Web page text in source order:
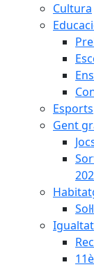
Cultura
Esports
Gent
Igualtat